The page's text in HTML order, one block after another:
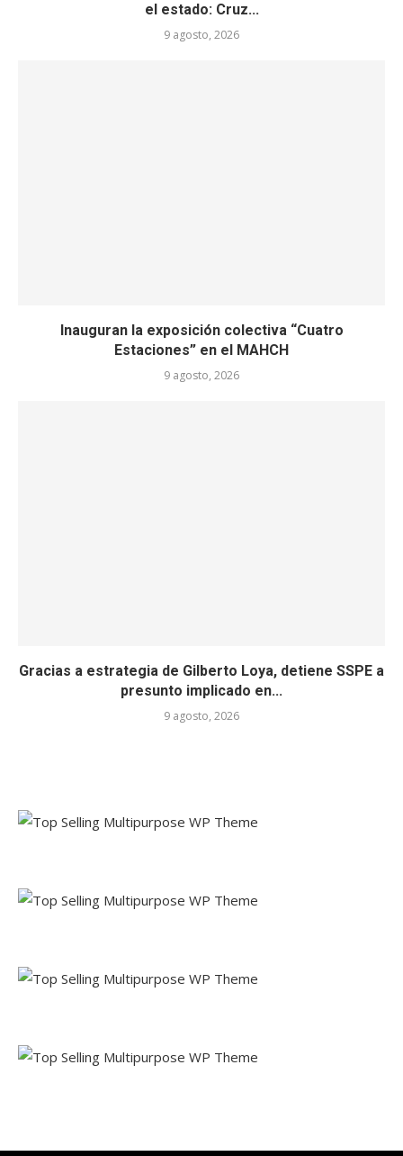
el estado: Cruz...
9 agosto, 2026
Inauguran la exposición colectiva “Cuatro
Estaciones” en el MAHCH
9 agosto, 2026
Gracias a estrategia de Gilberto Loya, detiene SSPE a
presunto implicado en...
9 agosto, 2026